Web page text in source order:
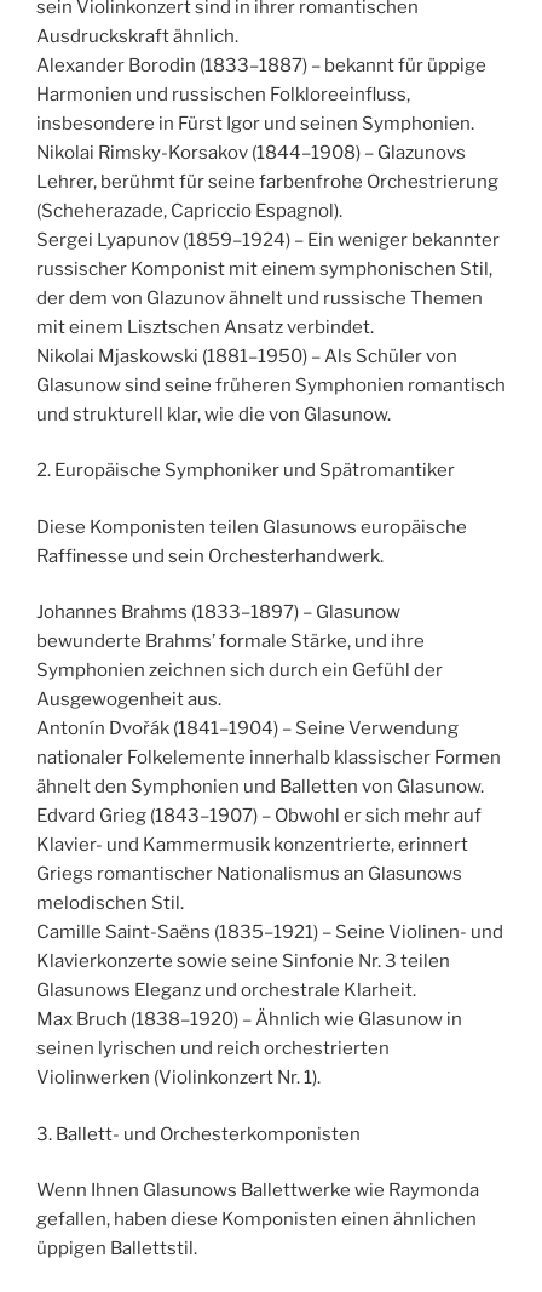
sein Violinkonzert sind in ihrer romantischen
Ausdruckskraft ähnlich.
Alexander Borodin (1833–1887) – bekannt für üppige
Harmonien und russischen Folkloreeinfluss,
insbesondere in Fürst Igor und seinen Symphonien.
Nikolai Rimsky-Korsakov (1844–1908) – Glazunovs
Lehrer, berühmt für seine farbenfrohe Orchestrierung
(Scheherazade, Capriccio Espagnol).
Sergei Lyapunov (1859–1924) – Ein weniger bekannter
russischer Komponist mit einem symphonischen Stil,
der dem von Glazunov ähnelt und russische Themen
mit einem Lisztschen Ansatz verbindet.
Nikolai Mjaskowski (1881–1950) – Als Schüler von
Glasunow sind seine früheren Symphonien romantisch
und strukturell klar, wie die von Glasunow.
2. Europäische Symphoniker und Spätromantiker
Diese Komponisten teilen Glasunows europäische
Raffinesse und sein Orchesterhandwerk.
Johannes Brahms (1833–1897) – Glasunow
bewunderte Brahms’ formale Stärke, und ihre
Symphonien zeichnen sich durch ein Gefühl der
Ausgewogenheit aus.
Antonín Dvořák (1841–1904) – Seine Verwendung
nationaler Folkelemente innerhalb klassischer Formen
ähnelt den Symphonien und Balletten von Glasunow.
Edvard Grieg (1843–1907) – Obwohl er sich mehr auf
Klavier- und Kammermusik konzentrierte, erinnert
Griegs romantischer Nationalismus an Glasunows
melodischen Stil.
Camille Saint-Saëns (1835–1921) – Seine Violinen- und
Klavierkonzerte sowie seine Sinfonie Nr. 3 teilen
Glasunows Eleganz und orchestrale Klarheit.
Max Bruch (1838–1920) – Ähnlich wie Glasunow in
seinen lyrischen und reich orchestrierten
Violinwerken (Violinkonzert Nr. 1).
3. Ballett- und Orchesterkomponisten
Wenn Ihnen Glasunows Ballettwerke wie Raymonda
gefallen, haben diese Komponisten einen ähnlichen
üppigen Ballettstil.